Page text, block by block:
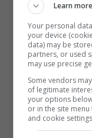
Learn more
Your personal
your device
data) may be
partners, or used
may use precise
Some vendors
of legitimate
your options
or in the site
and cookie